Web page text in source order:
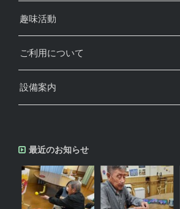
趣味活動
ご利用について
設備案内
最近のお知らせ